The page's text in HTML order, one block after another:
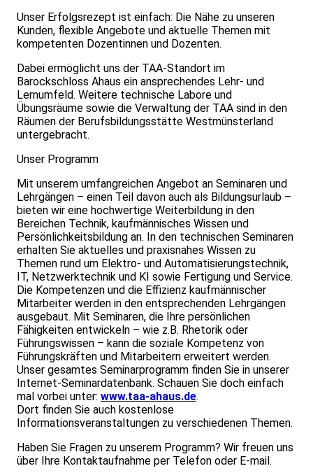
Unser Erfolgsrezept ist einfach: Die Nähe zu unseren
Kunden, flexible Angebote und aktuelle Themen mit
kompetenten Dozentinnen und Dozenten.
Dabei ermöglicht uns der TAA-Standort im
Barockschloss Ahaus ein ansprechendes Lehr- und
Lernumfeld. Weitere technische Labore und
Übungsräume sowie die Verwaltung der TAA sind in den
Räumen der Berufsbildungsstätte Westmünsterland
untergebracht.
Unser Programm
Mit unserem umfangreichen Angebot an Seminaren und
Lehrgängen – einen Teil davon auch als Bildungsurlaub –
bieten wir eine hochwertige Weiterbildung in den
Bereichen Technik, kaufmännisches Wissen und
Persönlichkeitsbildung an. In den technischen Seminaren
erhalten Sie aktuelles und praxisnahes Wissen zu
Themen rund um Elektro- und Automatisierungstechnik,
IT, Netzwerktechnik und KI sowie Fertigung und Service.
Die Kompetenzen und die Effizienz kaufmännischer
Mitarbeiter werden in den entsprechenden Lehrgängen
ausgebaut. Mit Seminaren, die Ihre persönlichen
Fähigkeiten entwickeln – wie z.B. Rhetorik oder
Führungswissen – kann die soziale Kompetenz von
Führungskräften und Mitarbeitern erweitert werden.
Unser gesamtes Seminarprogramm finden Sie in unserer
Internet-Seminardatenbank. Schauen Sie doch einfach
mal vorbei unter: www.taa-ahaus.de.
Dort finden Sie auch kostenlose
Informationsveranstaltungen zu verschiedenen Themen.
Haben Sie Fragen zu unserem Programm? Wir freuen uns
über Ihre Kontaktaufnahme per Telefon oder E-mail.